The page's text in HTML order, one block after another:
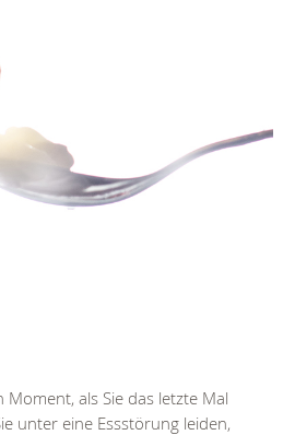
Moment, als Sie das letzte Mal
unter eine Essstörung leiden,